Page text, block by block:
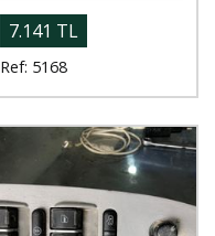
7.141 TL
Ref: 5168